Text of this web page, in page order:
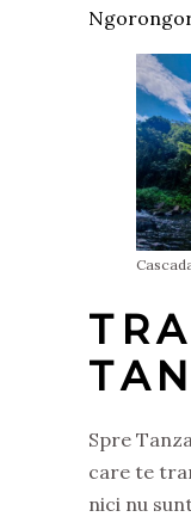
Spre
care te
nici nu